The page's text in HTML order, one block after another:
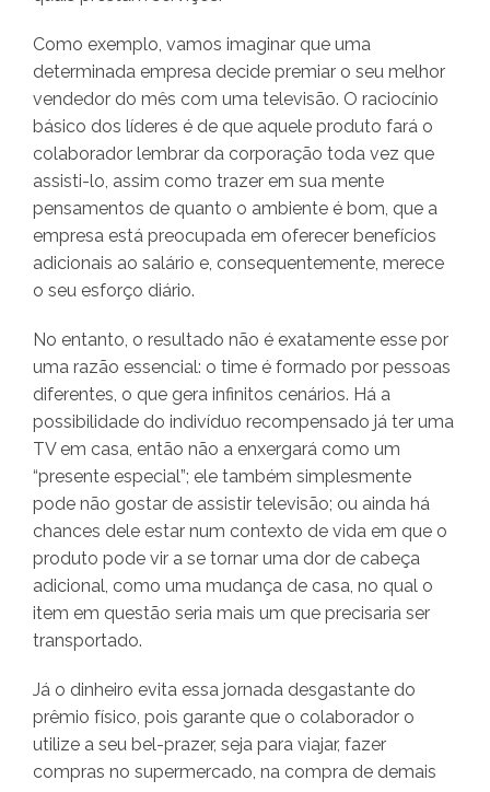
Como exemplo, vamos imaginar que uma
determinada empresa decide premiar o seu melhor
vendedor do mês com uma televisão. O raciocínio
básico dos líderes é de que aquele produto fará o
colaborador lembrar da corporação toda vez que
assisti-lo, assim como trazer em sua mente
pensamentos de quanto o ambiente é bom, que a
empresa está preocupada em oferecer benefícios
adicionais ao salário e, consequentemente, merece
o seu esforço diário.
No entanto, o resultado não é exatamente esse por
uma razão essencial: o time é formado por pessoas
diferentes, o que gera infinitos cenários. Há a
possibilidade do indivíduo recompensado já ter uma
TV em casa, então não a enxergará como um
“presente especial”; ele também simplesmente
pode não gostar de assistir televisão; ou ainda há
chances dele estar num contexto de vida em que o
produto pode vir a se tornar uma dor de cabeça
adicional, como uma mudança de casa, no qual o
item em questão seria mais um que precisaria ser
transportado.
Já o dinheiro evita essa jornada desgastante do
prêmio físico, pois garante que o colaborador o
utilize a seu bel-prazer, seja para viajar, fazer
compras no supermercado, na compra de demais